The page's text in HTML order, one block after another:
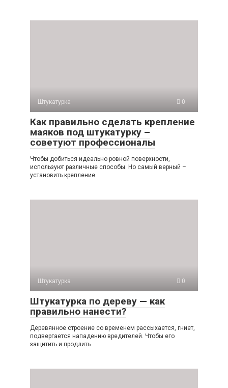
Штукатурка 0
Как правильно сделать крепление
маяков под штукатурку –
советуют профессионалы
Чтобы добиться идеально ровной поверхности,
используют различные способы. Но самый верный –
установить крепление
Штукатурка 0
Штукатурка по дереву — как
правильно нанести?
Деревянное строение со временем рассыхается, гниет,
подвергается нападению вредителей. Чтобы его
защитить и продлить